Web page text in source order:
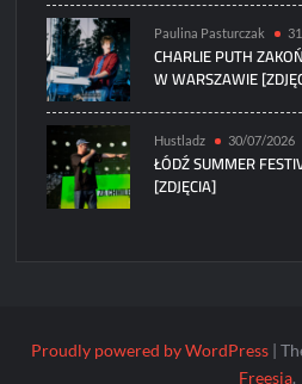
Paulina Pasturczak
CHARLIE PUTH
W WARSZAWIE
Hustladz 30/07/2026
ŁÓDŹ SUMMER
[ZDJĘCIA]
Proudly powered by WordPress |
Freesia.